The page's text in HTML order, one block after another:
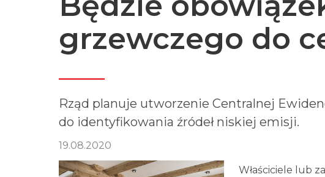
grzewczego do
Rząd planuje utworzenie Centralnej
do identyfikowania źródeł niskiej emisji.
19.08.2020
Właściciele lub